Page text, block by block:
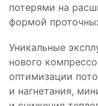
потерями на
формой
Уникальные
нового
оптимизации
и нагнетания,